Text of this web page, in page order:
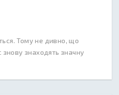
Тому не дивно, що
знову знаходять значну